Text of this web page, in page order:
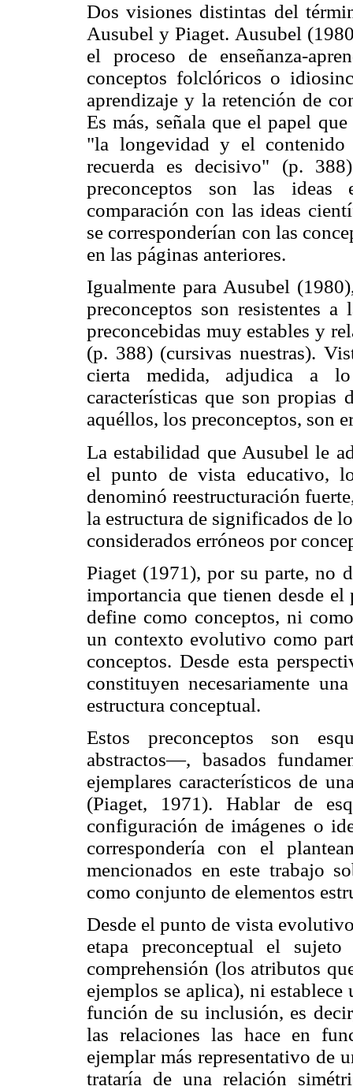
Dos visiones distintas del
Ausubel y Piaget. Ausubel
el proceso de enseñanza-
conceptos folclóricos o
aprendizaje y la retención de
Es más, señala que el papel
"la longevidad y el
recuerda es decisivo" (p.
preconceptos son las ideas
comparación con las ideas
se corresponderían con las
en las páginas anteriores.
Igualmente para Ausubel
preconceptos son resistentes
preconcebidas muy estables y
(p. 388) (cursivas nuestras).
cierta medida, adjudica a
características que son propias
aquéllos, los preconceptos, son
La estabilidad que Ausubel le
el punto de vista educativo,
denominó reestructuración
la estructura de significados de
considerados erróneos por
Piaget (1971), por su parte, no
importancia que tienen desde
define como conceptos, ni
un contexto evolutivo como
conceptos. Desde esta
constituyen necesariamente
estructura conceptual.
Estos preconceptos son
abstractos—, basados
ejemplares característicos de
(Piaget, 1971). Hablar de
configuración de imágenes o
correspondería con el
mencionados en este trabajo
como conjunto de elementos
Desde el punto de vista
etapa preconceptual el
comprehensión (los atributos
ejemplos se aplica), ni establece
función de su inclusión, es
las relaciones las hace en
ejemplar más representativo de
trataría de una relación